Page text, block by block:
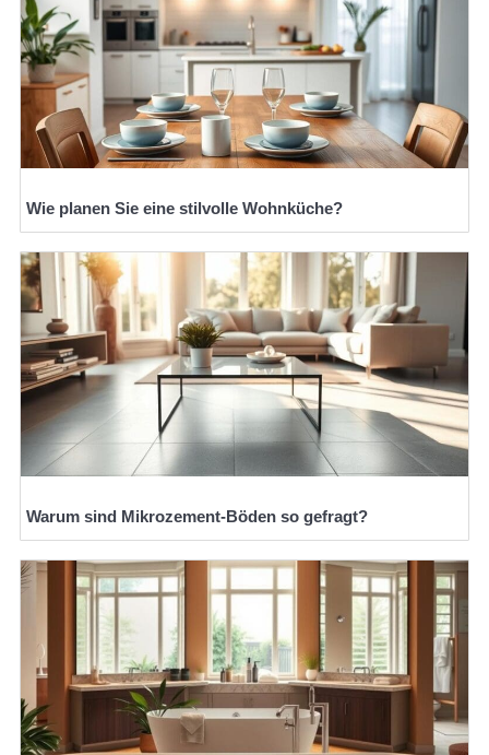
Wie planen Sie eine stilvolle Wohnküche?
Warum sind Mikrozement-Böden so gefragt?